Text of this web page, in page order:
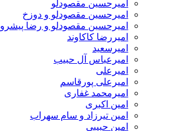
امیرحسین مقصودلو
امیرحسین مقصودلو و دوزخ
امیرحسین مقصودلو و رضا پیشرو
امیررضا کاکاوند
امیرسعید
امیرعباس آل حبیب
امیرعلی
امیرعلی پورقاسم
امیرمحمد غفاری
امین اکبری
امین تیرزاد و سام سهراب
امین حبیبی